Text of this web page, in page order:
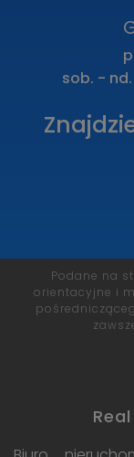
sob. - nd.
Podane na
orientacyjne i